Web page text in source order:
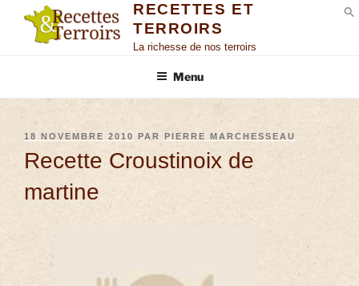
RECETTES ET
TERROIRS
La richesse de nos terroirs
Menu
18 NOVEMBRE 2010 PAR PIERRE MARCHESSEAU
Recette Croustinoix de
martine